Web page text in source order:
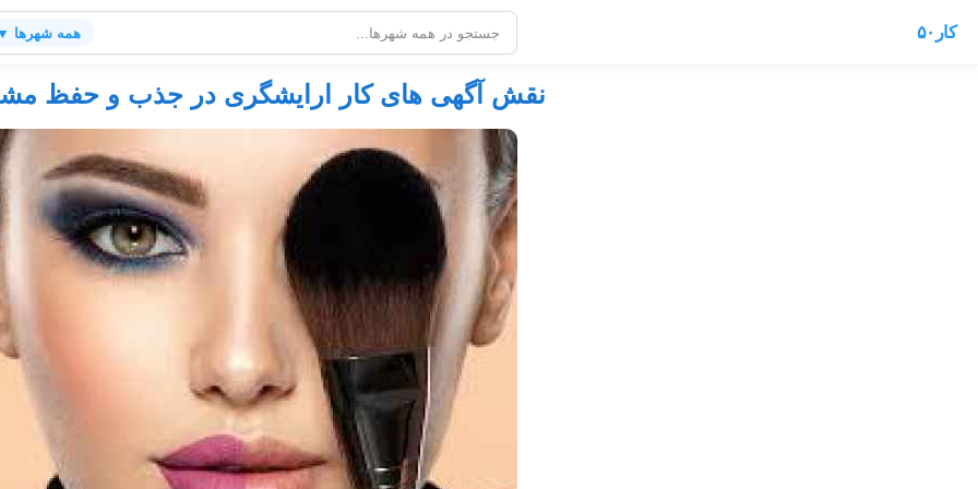
کار۵۰ همه شهرها
نقش آگهی های کار ارایشگری در جذب و حفظ